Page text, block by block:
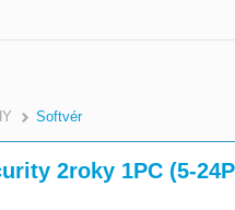
Softvér
2roky 1PC (5-